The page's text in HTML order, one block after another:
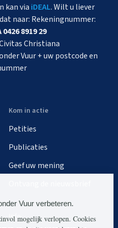
kan via iDEAL. Wilt u liever
naar: Rekeningnummer:
0426 8919 29
Christiana
Vuur + uw postcode en
Kom in actie
Petities
Publicaties
Geef uw mening
Info